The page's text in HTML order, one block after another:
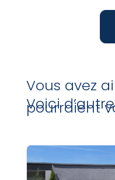
Vous avez
Voici
pourraient